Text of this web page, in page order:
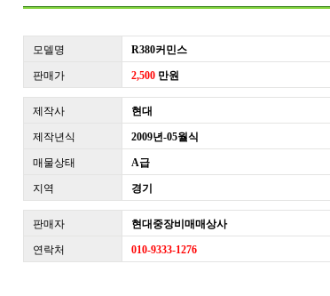
모델명 R380커민스
판매가 2,500 만원
제작사 현대
제작년식 2009년-05월식
매물상태 A급
지역 경기
판매자 현대중장비매매상사
연락처 010-9333-1276